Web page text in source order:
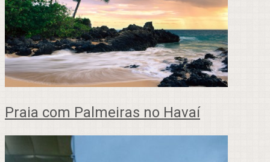
Praia com Palmeiras no Havaí